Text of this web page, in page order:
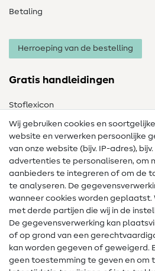
Betaling
Herroeping van de bestelling
Gratis handleidingen
Stoflexicon
Naailexicon
Gratis Naaipatronen
Hulp & contact
Contact
Wijziging van eigenaar
FAQ
Herroepingsrecht
Wij gebruiken cookies en
website en verwerken persoonlijke
van onze website (bijv. IP-adres),
advertenties te personaliseren, om
aanbieders te integreren of om de
te analyseren. De
wanneer cookies worden geplaatst.
met derde partijen die wij in de
De gegevensverwerking kan
of op grond van een
kan worden gegeven of geweigerd.
geen toestemming te geven en om